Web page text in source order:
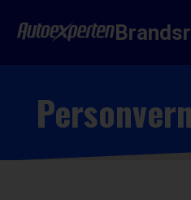
content